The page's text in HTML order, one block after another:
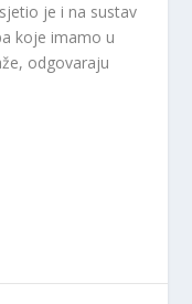
je i na sustav
koje imamo u
odgovaraju